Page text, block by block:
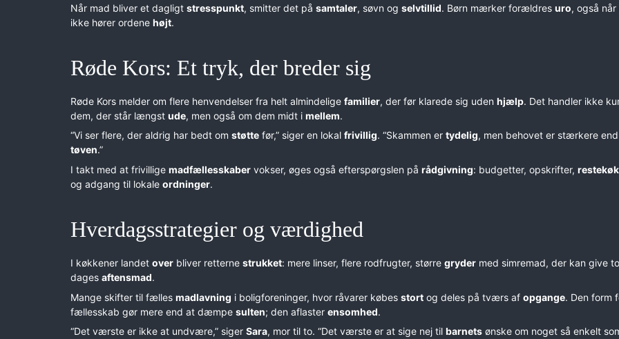
Når mad bliver et dagligt stresspunkt, smitter det på samtaler, søvn og selvtillid. Børn mærker forældres uro, også når
ikke hører ordene højt.
Røde Kors: Et tryk, der breder sig
Røde Kors melder om flere henvendelser fra helt almindelige familier, der før klarede sig uden hjælp. Det handler ikke
dem, der står længst ude, men også om dem midt i mellem.
“Vi ser flere, der aldrig har bedt om støtte før,” siger en lokal frivillig. “Skammen er tydelig, men behovet er stærkere end
tøven.”
I takt med at frivillige madfællesskaber vokser, øges også efterspørgslen på rådgivning: budgetter, opskrifter,
og adgang til lokale ordninger.
Hverdagsstrategier og værdighed
I køkkener landet over bliver retterne strukket: mere linser, flere rodfrugter, større gryder med simremad, der kan give to
dages aftensmad.
Mange skifter til fælles madlavning i boligforeninger, hvor råvarer købes stort og deles på tværs af opgange. Den form
fællesskab gør mere end at dæmpe sulten; den aflaster ensomhed.
“Det værste er ikke at undvære,” siger Sara, mor til to. “Det værste er at sige nej til barnets ønske om noget så enkelt